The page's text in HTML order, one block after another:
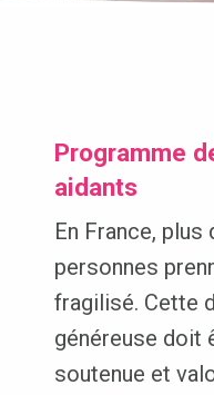
Programme
aidants
En France,
personnes
fragilisé. Cette
généreuse doit
soutenue et